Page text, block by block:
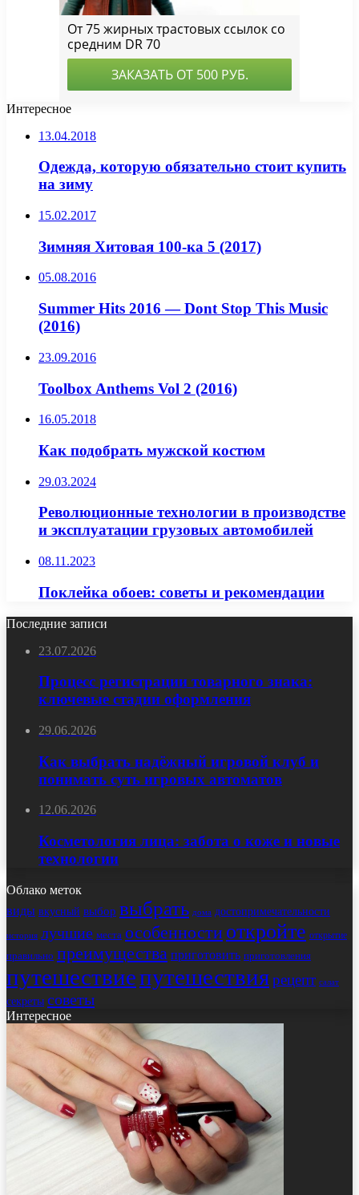
Интересное
13.04.2018
Одежда, которую обязательно стоит купить
на зиму
15.02.2017
Зимняя Хитовая 100-ка 5 (2017)
05.08.2016
Summer Hits 2016 — Dont Stop This Music
(2016)
23.09.2016
Toolbox Anthems Vol 2 (2016)
16.05.2018
Как подобрать мужской костюм
29.03.2024
Революционные технологии в производстве
и эксплуатации грузовых автомобилей
08.11.2023
Поклейка обоев: советы и рекомендации
Последние записи
23.07.2026
Процесс регистрации товарного знака:
ключевые стадии оформления
29.06.2026
Как выбрать надёжный игровой клуб и
понимать суть игровых автоматов
12.06.2026
Косметология лица: забота о коже и новые
технологии
Облако меток
виды вкусный выбор выбрать дома достопримечательности
история лучшие места особенности откройте открытие
правильно преимущества приготовить приготовления
путешествиепутешествиярецепт салат
секреты советы
Интересное